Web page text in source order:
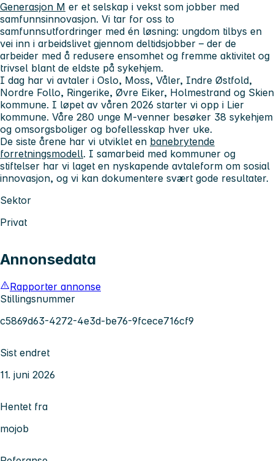
Generasjon M er et selskap i vekst som jobber med
samfunnsinnovasjon. Vi tar for oss to
samfunnsutfordringer med én løsning: ungdom tilbys en
vei inn i arbeidslivet gjennom deltidsjobber – der de
arbeider med å redusere ensomhet og fremme aktivitet og
trivsel blant de eldste på sykehjem.
I dag har vi avtaler i Oslo, Moss, Våler, Indre Østfold,
Nordre Follo, Ringerike, Øvre Eiker, Holmestrand og Skien
kommune. I løpet av våren 2026 starter vi opp i Lier
kommune. Våre 280 unge M-venner besøker 38 sykehjem
og omsorgsboliger og bofellesskap hver uke.
De siste årene har vi utviklet en banebrytende
forretningsmodell. I samarbeid med kommuner og
stiftelser har vi laget en nyskapende avtaleform om sosial
innovasjon, og vi kan dokumentere svært gode resultater.
Sektor
Privat
Annonsedata
Rapporter annonse
Stillingsnummer
c5869d63-4272-4e3d-be76-9fcece716cf9
Sist endret
11. juni 2026
Hentet fra
mojob